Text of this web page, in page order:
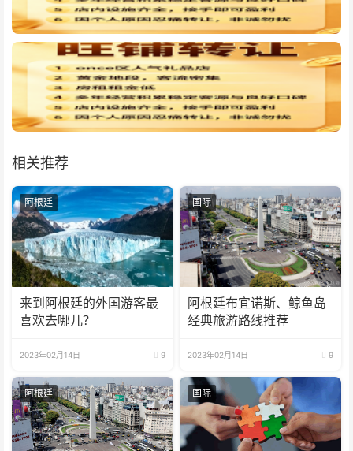
相关推荐
阿根廷
来到阿根廷的外国游客最
喜欢去哪儿？
2023年02月14日 9
国际
阿根廷布宜诺斯、鲸鱼岛
经典旅游路线推荐
2023年02月14日 9
阿根廷 国际